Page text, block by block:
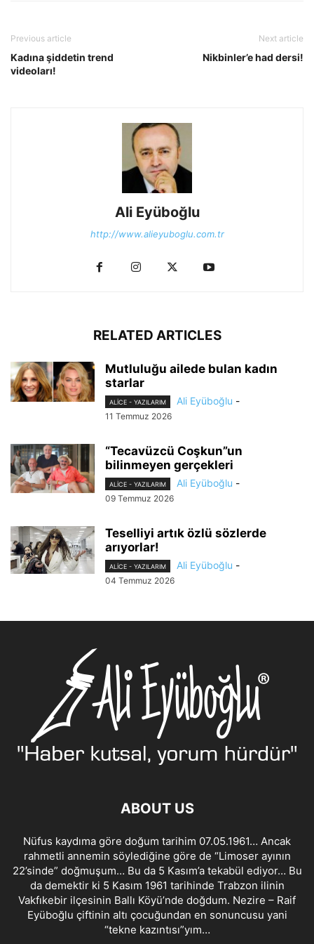
Previous article
Kadına şiddetin trend
videoları!
Next article
Nikbinler’e had dersi!
Ali Eyüboğlu
http://www.alieyuboglu.com.tr
RELATED ARTICLES
Mutluluğu ailede bulan kadın
starlar
ALİCE - YAZILARIM Ali Eyüboğlu -
11 Temmuz 2026
“Tecavüzcü Coşkun”un
bilinmeyen gerçekleri
ALİCE - YAZILARIM Ali Eyüboğlu -
09 Temmuz 2026
Teselliyi artık özlü sözlerde
arıyorlar!
ALİCE - YAZILARIM Ali Eyüboğlu -
04 Temmuz 2026
ABOUT US
Nüfus kaydıma göre doğum tarihim 07.05.1961… Ancak
rahmetli annemin söylediğine göre de “Limoser ayının
22’sinde” doğmuşum… Bu da 5 Kasım’a tekabül ediyor… Bu
da demektir ki 5 Kasım 1961 tarihinde Trabzon ilinin
Vakfıkebir ilçesinin Ballı Köyü’nde doğdum. Nezire – Raif
Eyüboğlu çiftinin altı çocuğundan en sonuncusu yani
“tekne kazıntısı”yım…